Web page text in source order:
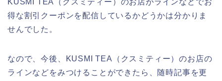
得な割引クーポンを配信しているかどうかは分かりま
せんでした。
なので、今後、KUSMI TEA（クスミティー）のお店の
ラインなどをみつけることができたら、随時記事を更